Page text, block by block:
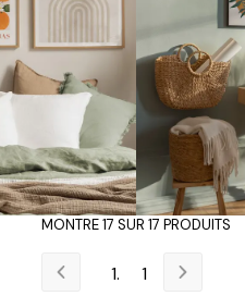
MONTRE 17 SUR 17 PRODUITS
1